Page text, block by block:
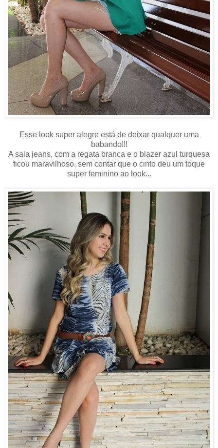
Esse look super alegre está de deixar qualquer uma
babando!!!
A saia jeans, com a regata branca e o blazer azul turquesa
ficou maravilhoso, sem contar que o cinto deu um toque
super feminino ao look...